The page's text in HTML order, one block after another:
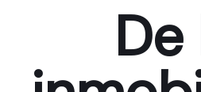
De